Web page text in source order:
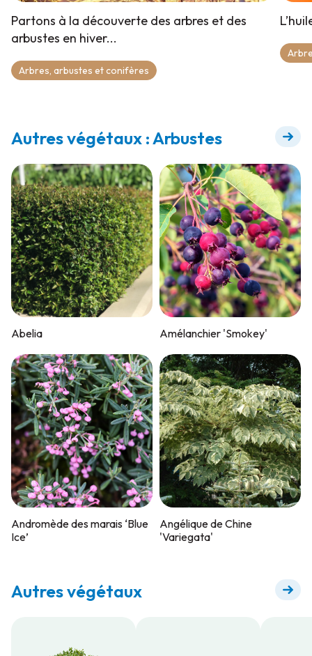
Partons à la découverte des arbres et des
arbustes en hiver...
Arbres, arbustes et conifères
Autres végétaux : Arbustes
Abelia Amélanchier 'Smokey'
Andromède des marais ‘Blue
Ice’
Angélique de Chine
'Variegata'
Autres végétaux